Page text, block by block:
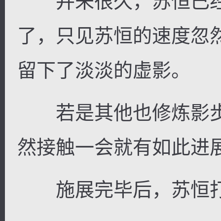
了，只见苏恒的速度忽
留下了淡淡的虚影。
若是其他也修炼影
然接触一会就有如此进
施展完毕后，苏恒